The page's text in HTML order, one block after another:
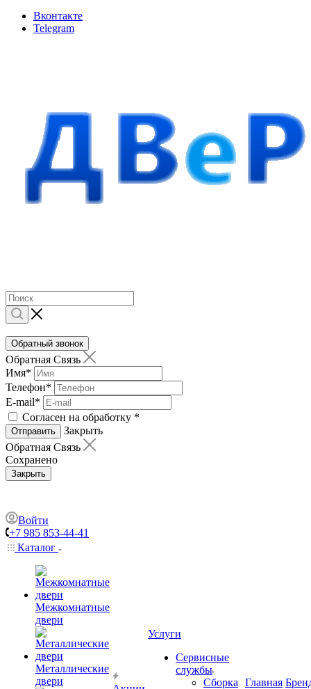
Вконтакте
Telegram
Обратный звонок
Обратная Связь
Имя*
Телефон*
E-mail*
Согласен на обработку *
Отправить
Закрыть
Обратная Связь
Сохранено
Закрыть
Войти
+7 985 853-44-41
Каталог
Межкомнатные
двери
Металлические
двери
Услуги
Сервисные
службы
Сборка
Главная